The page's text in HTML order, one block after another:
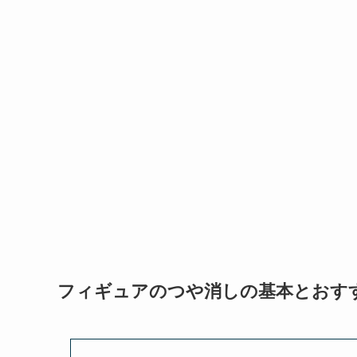
フィギュアのつや消しの基本とおす